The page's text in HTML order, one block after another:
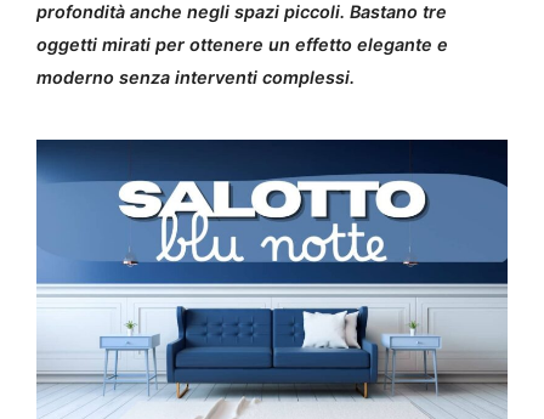
profondità anche negli spazi piccoli. Bastano tre
oggetti mirati per ottenere un effetto elegante e
moderno senza interventi complessi.